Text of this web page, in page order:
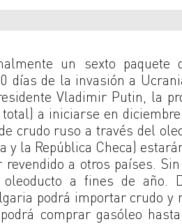
un sexto paquete
días de la invasión a
Vladimir Putin, la
a iniciarse en
crudo ruso a través del
la República Checa)
a otros países.
a fines de año.
podrá importar crudo
comprar gasóleo